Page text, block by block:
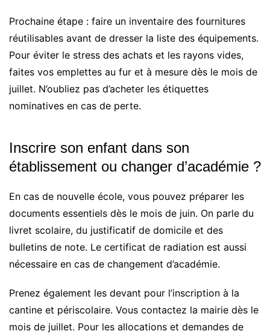
Prochaine étape : faire un inventaire des fournitures
réutilisables avant de dresser la liste des équipements.
Pour éviter le stress des achats et les rayons vides,
faites vos emplettes au fur et à mesure dès le mois de
juillet. N’oubliez pas d’acheter les étiquettes
nominatives en cas de perte.
Inscrire son enfant dans son
établissement ou changer d’académie ?
En cas de nouvelle école, vous pouvez préparer les
documents essentiels dès le mois de juin. On parle du
livret scolaire, du justificatif de domicile et des
bulletins de note. Le certificat de radiation est aussi
nécessaire en cas de changement d’académie.
Prenez également les devant pour l’inscription à la
cantine et périscolaire. Vous contactez la mairie dès le
mois de juillet. Pour les allocations et demandes de